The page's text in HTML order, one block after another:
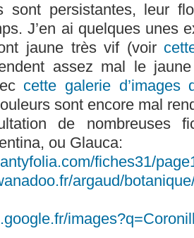
sont persistantes, leur
J’en ai quelques unes
jaune très vif (voir
assez mal le jaune
cette galerie d’images
sont encore mal
de nombreuses
ou Glauca:
fiches31/
argaud/